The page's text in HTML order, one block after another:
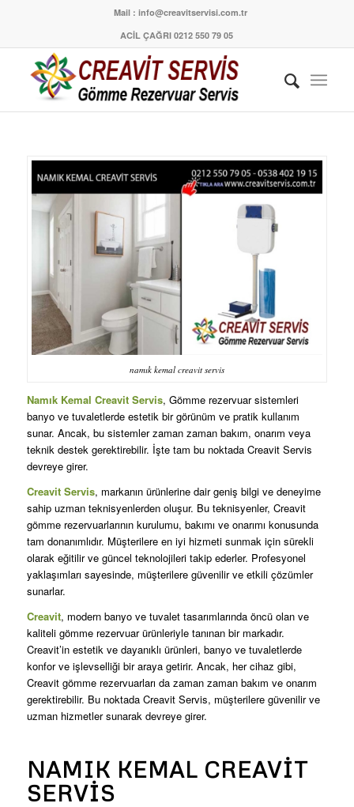
Mail : info@creavitservisi.com.tr
ACİL ÇAĞRI 0212 550 79 05
namık kemal creavit servis
Namık Kemal Creavit Servis, Gömme rezervuar sistemleri
banyo ve tuvaletlerde estetik bir görünüm ve pratik kullanım
sunar. Ancak, bu sistemler zaman zaman bakım, onarım veya
teknik destek gerektirebilir. İşte tam bu noktada Creavit Servis
devreye girer.
Creavit Servis, markanın ürünlerine dair geniş bilgi ve deneyime
sahip uzman teknisyenlerden oluşur. Bu teknisyenler, Creavit
gömme rezervuarlarının kurulumu, bakımı ve onarımı konusunda
tam donanımlıdır. Müşterilere en iyi hizmeti sunmak için sürekli
olarak eğitilir ve güncel teknolojileri takip ederler. Profesyonel
yaklaşımları sayesinde, müşterilere güvenilir ve etkili çözümler
sunarlar.
Creavit, modern banyo ve tuvalet tasarımlarında öncü olan ve
kaliteli gömme rezervuar ürünleriyle tanınan bir markadır.
Creavit’in estetik ve dayanıklı ürünleri, banyo ve tuvaletlerde
konfor ve işlevselliği bir araya getirir. Ancak, her cihaz gibi,
Creavit gömme rezervuarları da zaman zaman bakım ve onarım
gerektirebilir. Bu noktada Creavit Servis, müşterilere güvenilir ve
uzman hizmetler sunarak devreye girer.
NAMIK KEMAL CREAVIT
SERVIS